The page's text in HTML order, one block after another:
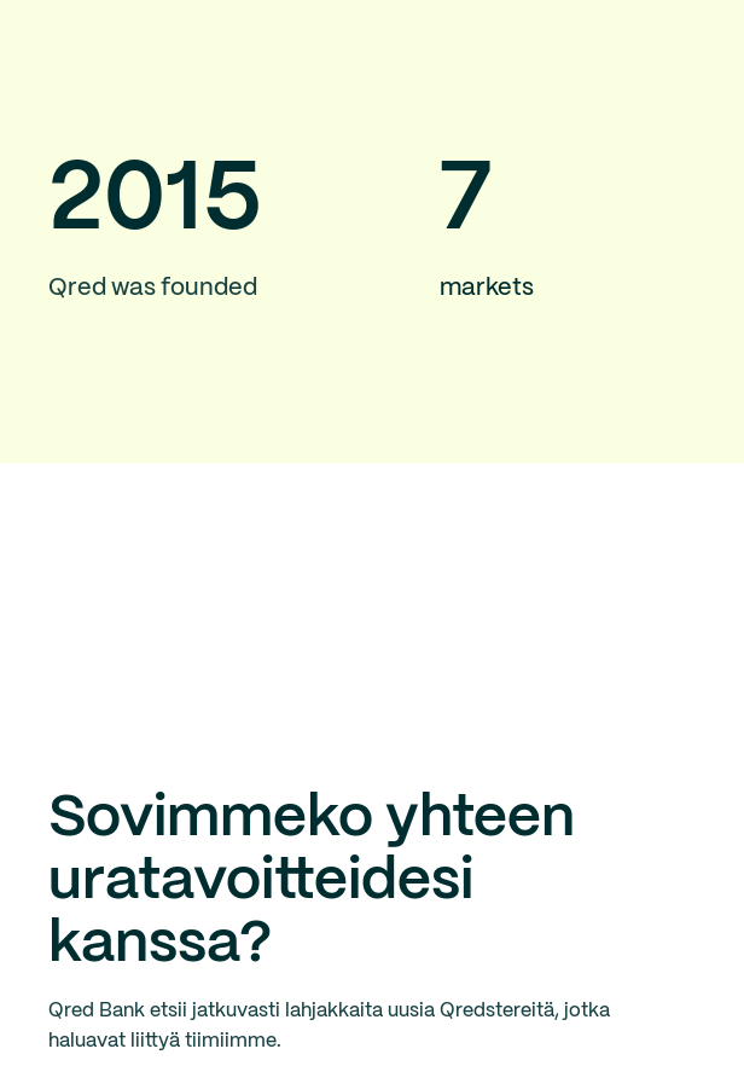
2015
Qred was founded
7
markets
Sovimmeko yhteen
uratavoitteidesi
kanssa?
Qred Bank etsii jatkuvasti lahjakkaita uusia Qredstereitä, jotka
haluavat liittyä tiimiimme.